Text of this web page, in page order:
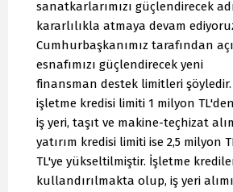
sanatkarlarımızı güçlendirecek
kararlılıkla atmaya devam
Cumhurbaşkanımız tarafından
esnafımızı güçlendirecek yeni
finansman destek limitleri
işletme kredisi limiti 1 milyon
iş yeri, taşıt ve makine-teçhizat
yatırım kredisi limiti ise 2,5 milyon
TL'ye yükseltilmiştir. İşletme
kullandırılmakta olup, iş yeri